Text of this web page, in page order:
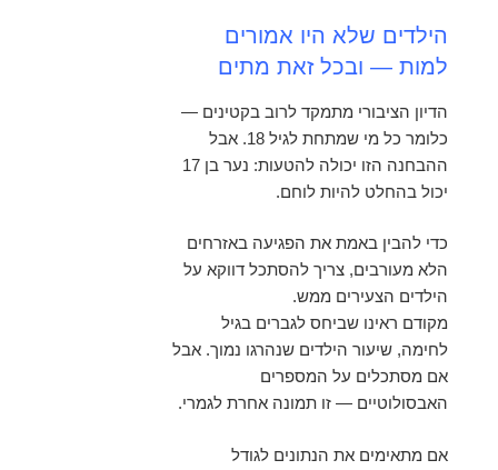
הילדים שלא היו אמורים
למות — ובכל זאת מתים
הדיון הציבורי מתמקד לרוב בקטינים —
כלומר כל מי שמתחת לגיל 18. אבל
ההבחנה הזו יכולה להטעות: נער בן 17
יכול בהחלט להיות לוחם.
כדי להבין באמת את הפגיעה באזרחים
הלא מעורבים, צריך להסתכל דווקא על
הילדים הצעירים ממש.
מקודם ראינו שביחס לגברים בגיל
לחימה, שיעור הילדים שנהרגו נמוך. אבל
אם מסתכלים על המספרים
האבסולוטיים — זו תמונה אחרת לגמרי.
אם מתאימים את הנתונים לגודל